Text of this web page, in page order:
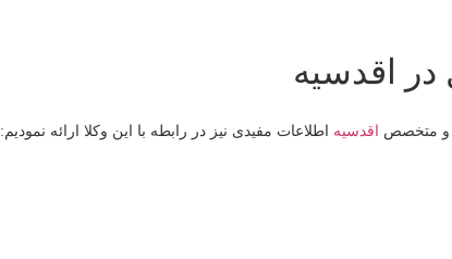
در اقدسیه
اقدسیه اطلاعات مفیدی نیز در رابطه با این وکلا ارائه نمودیم: